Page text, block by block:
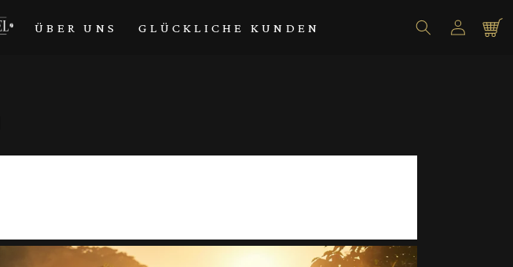
ÜBER UNS GLÜCKLICHE KUNDEN Einloggen